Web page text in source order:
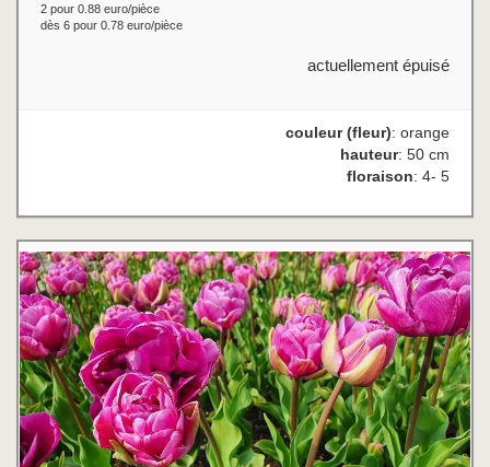
2 pour 0.88 euro/pièce
dès 6 pour 0.78 euro/pièce
actuellement épuisé
couleur (fleur): orange
hauteur: 50 cm
floraison: 4- 5